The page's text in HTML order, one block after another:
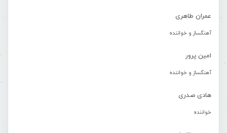
عمران طاهری
آهنگساز و خواننده
امین پرور
آهنگساز و خواننده
هادی صدری
خواننده